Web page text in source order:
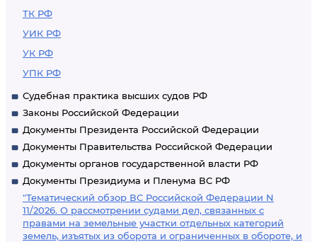
ТК РФ
УИК РФ
УК РФ
УПК РФ
Судебная практика высших судов РФ
Законы Российской Федерации
Документы Президента Российской Федерации
Документы Правительства Российской Федерации
Документы органов государственной власти РФ
Документы Президиума и Пленума ВС РФ
"Тематический обзор ВС Российской Федерации N
11/2026. О рассмотрении судами дел, связанных с
правами на земельные участки отдельных категорий
земель, изъятых из оборота и ограниченных в обороте, и